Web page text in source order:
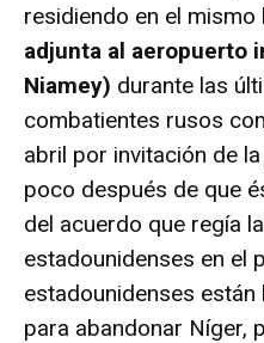
residiendo en el mismo
adjunta al aeropuerto
Niamey) durante las
combatientes rusos
abril por invitación de
poco después de que
del acuerdo que regía
estadounidenses en el
estadounidenses
para abandonar Níger,